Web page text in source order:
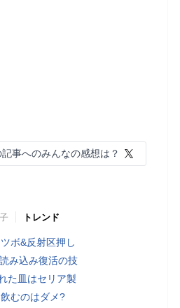
記事へのみんなの感想は？
トレンド
ボ&反射区押し
み込み復活の技
た皿はセリア製
むのはダメ?